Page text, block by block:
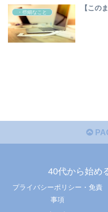
・些細なこと
【この
40代から始め
プライバシーポリシー・免責
事項